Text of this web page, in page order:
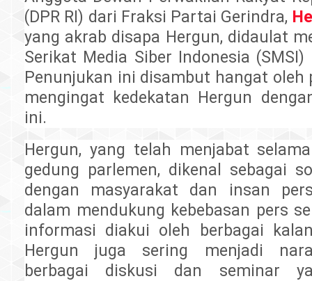
(DPR RI) dari Fraksi Partai Gerindra,
yang akrab disapa Hergun, didaulat
Serikat Media Siber Indonesia (SMSI)
Penunjukan ini disambut hangat oleh
mengingat kedekatan Hergun
ini.
Hergun, yang telah menjabat
gedung parlemen, dikenal sebagai
dengan masyarakat dan insan
dalam mendukung kebebasan pers
informasi diakui oleh berbagai
Hergun juga sering menjadi
berbagai diskusi dan seminar